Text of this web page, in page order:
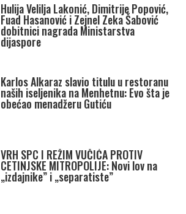
Hulija Velilja Lakonić, Dimitrije Popović,
Fuad Hasanović i Zejnel Zeka Šabović
dobitnici nagrada Ministarstva
dijaspore
Karlos Alkaraz slavio titulu u restoranu
naših iseljenika na Menhetnu: Evo šta je
obećao menadžeru Gutiću
VRH SPC I REŽIM VUČIĆA PROTIV
CETINJSKE MITROPOLIJE: Novi lov na
„izdajnike” i „separatiste”